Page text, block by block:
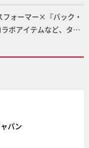
アルカナディアプラモ
月）11:59まで応募受付
フォーマー×『バック・
ボアイテムなど、タカ
パン